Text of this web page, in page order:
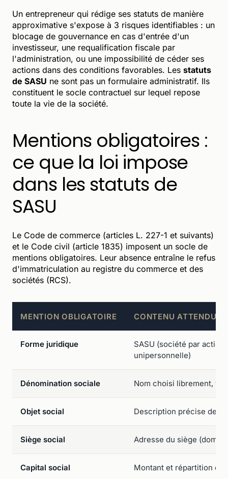
Un entrepreneur qui rédige ses statuts de manière
approximative s'expose à 3 risques identifiables : un
blocage de gouvernance en cas d'entrée d'un
investisseur, une requalification fiscale par
l'administration, ou une impossibilité de céder ses
actions dans des conditions favorables. Les statuts
de SASU ne sont pas un formulaire administratif. Ils
constituent le socle contractuel sur lequel repose
toute la vie de la société.
Mentions obligatoires :
ce que la loi impose
dans les statuts de
SASU
Le Code de commerce (articles L. 227-1 et suivants)
et le Code civil (article 1835) imposent un socle de
mentions obligatoires. Leur absence entraîne le refus
d'immatriculation au registre du commerce et des
sociétés (RCS).
MENTION OBLIGATOIRE CONTENU ATTENDU
Forme juridique
SASU (société par
unipersonnelle)
Dénomination sociale Nom choisi librement,
Objet social Description précise des
Siège social Adresse du siège
Capital social Montant et répartition